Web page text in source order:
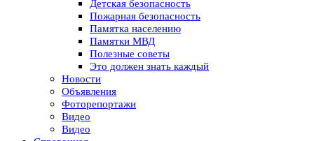
Детская безопасность
Пожарная безопасность
Памятка населению
Памятки МВД
Полезные советы
Это должен знать каждый
Новости
Объявления
Фоторепортажи
Видео
Видео